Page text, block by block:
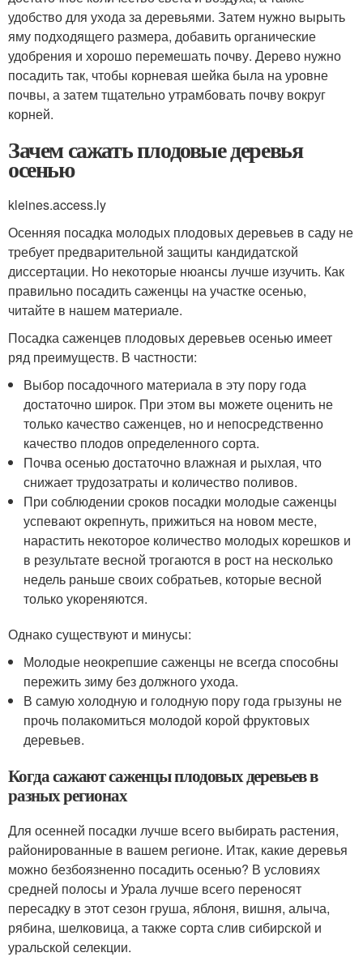
удобство для ухода за деревьями. Затем нужно вырыть
яму подходящего размера, добавить органические
удобрения и хорошо перемешать почву. Дерево нужно
посадить так, чтобы корневая шейка была на уровне
почвы, а затем тщательно утрамбовать почву вокруг
корней.
Зачем сажать плодовые деревья
осенью
kleines.access.ly
Осенняя посадка молодых плодовых деревьев в саду не
требует предварительной защиты кандидатской
диссертации. Но некоторые нюансы лучше изучить. Как
правильно посадить саженцы на участке осенью,
читайте в нашем материале.
Посадка саженцев плодовых деревьев осенью имеет
ряд преимуществ. В частности:
Выбор посадочного материала в эту пору года
достаточно широк. При этом вы можете оценить не
только качество саженцев, но и непосредственно
качество плодов определенного сорта.
Почва осенью достаточно влажная и рыхлая, что
снижает трудозатраты и количество поливов.
При соблюдении сроков посадки молодые саженцы
успевают окрепнуть, прижиться на новом месте,
нарастить некоторое количество молодых корешков и
в результате весной трогаются в рост на несколько
недель раньше своих собратьев, которые весной
только укореняются.
Однако существуют и минусы:
Молодые неокрепшие саженцы не всегда способны
пережить зиму без должного ухода.
В самую холодную и голодную пору года грызуны не
прочь полакомиться молодой корой фруктовых
деревьев.
Когда сажают саженцы плодовых деревьев в
разных регионах
Для осенней посадки лучше всего выбирать растения,
районированные в вашем регионе. Итак, какие деревья
можно безбоязненно посадить осенью? В условиях
средней полосы и Урала лучше всего переносят
пересадку в этот сезон груша, яблоня, вишня, алыча,
рябина, шелковица, а также сорта слив сибирской и
уральской селекции.